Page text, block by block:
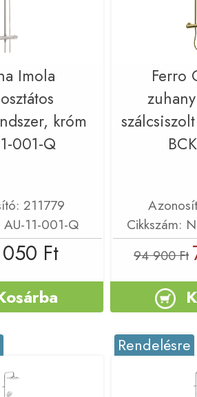
Imola
króm
001-Q
211779
AU-11-001-Q
Ft
Ferro
Cikkszám:
94 900 Ft
Rendelésre